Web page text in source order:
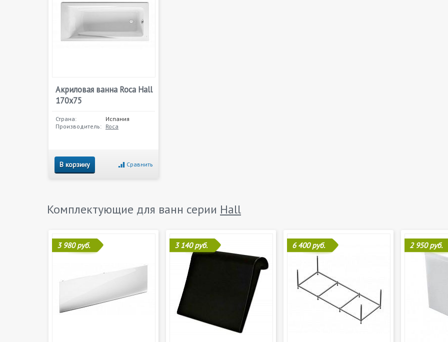
Акриловая ванна Roca Hall
170x75
Страна:
Испания
Производитель: Roca
В корзину Сравнить
Комплектующие для ванн серии Hall
3 980 руб. 3 140 руб. 6 400 руб. 2 950 руб.